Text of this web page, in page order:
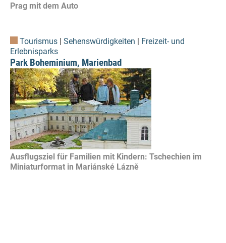
Prag mit dem Auto
Tourismus | Sehenswürdigkeiten | Freizeit- und
Erlebnisparks
Park Boheminium, Marienbad
Ausflugsziel für Familien mit Kindern: Tschechien im
Miniaturformat in Mariánské Lázně